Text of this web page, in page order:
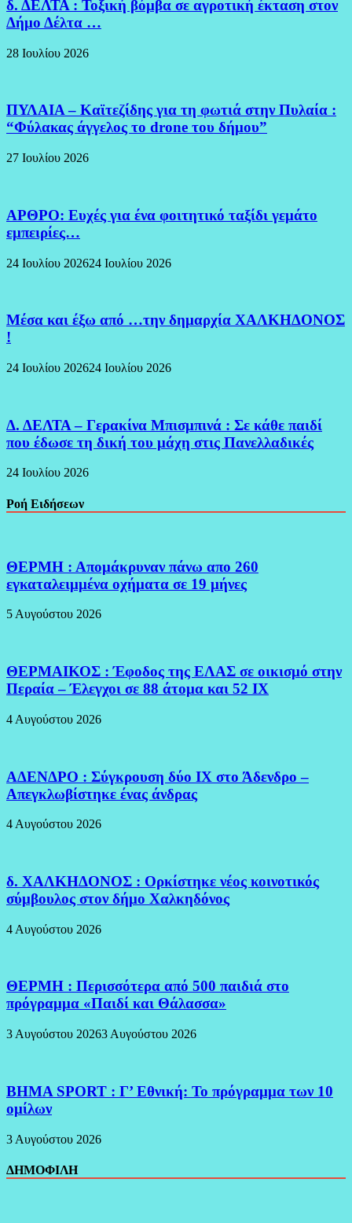
δ. ΔΕΛΤΑ : Τοξική βόμβα σε αγροτική έκταση στον
Δήμο Δέλτα …
28 Ιουλίου 2026
ΠΥΛΑΙΑ – Καϊτεζίδης για τη φωτιά στην Πυλαία :
“Φύλακας άγγελος το drone του δήμου”
27 Ιουλίου 2026
ΑΡΘΡΟ: Ευχές για ένα φοιτητικό ταξίδι γεμάτο
εμπειρίες…
24 Ιουλίου 202624 Ιουλίου 2026
Μέσα και έξω από …την δημαρχία ΧΑΛΚΗΔΟΝΟΣ
!
24 Ιουλίου 202624 Ιουλίου 2026
Δ. ΔΕΛΤΑ – Γερακίνα Μπισμπινά : Σε κάθε παιδί
που έδωσε τη δική του μάχη στις Πανελλαδικές
24 Ιουλίου 2026
Ροή Ειδήσεων
ΘΕΡΜΗ : Απομάκρυναν πάνω απο 260
εγκαταλειμμένα οχήματα σε 19 μήνες
5 Αυγούστου 2026
ΘΕΡΜΑΙΚΟΣ : Έφοδος της ΕΛΑΣ σε οικισμό στην
Περαία – Έλεγχοι σε 88 άτομα και 52 ΙΧ
4 Αυγούστου 2026
ΑΔΕΝΔΡΟ : Σύγκρουση δύο ΙΧ στο Άδενδρο –
Απεγκλωβίστηκε ένας άνδρας
4 Αυγούστου 2026
δ. ΧΑΛΚΗΔΟΝΟΣ : Ορκίστηκε νέος κοινοτικός
σύμβουλος στον δήμο Χαλκηδόνος
4 Αυγούστου 2026
ΘΕΡΜΗ : Περισσότερα από 500 παιδιά στο
πρόγραμμα «Παιδί και Θάλασσα»
3 Αυγούστου 20263 Αυγούστου 2026
BHMA SPORT : Γ’ Εθνική: Το πρόγραμμα των 10
ομίλων
3 Αυγούστου 2026
ΔΗΜΟΦΙΛΗ